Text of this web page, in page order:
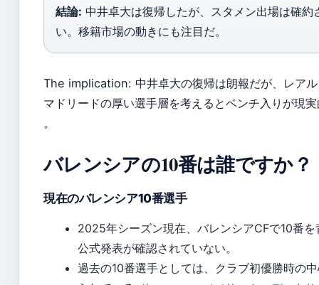
結論: 中井卓大は復帰したが、スタメン出場は確約
い。移籍市場の動きにも注目だ。
The implication: 中井卓大の復帰は朗報だが、レア
マドリードの厚い選手層を考えるとベンチ入りが現
。
バレンシアの10番は誰ですか？
現在のバレンシア10番選手
2025年シーズン現在、バレンシアCFで10番
公式発表が確認されていない。
過去の10番選手としては、クラブ初優勝時の